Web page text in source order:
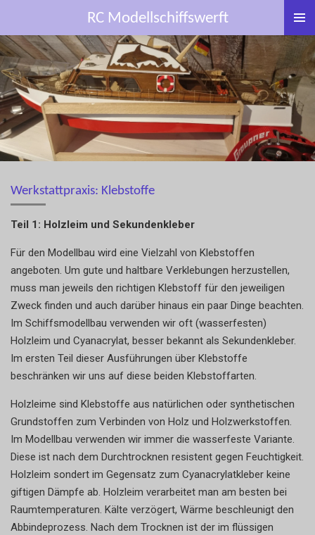
Hauptinhalt
springen
RC Modellschiffswerft
Werkstattpraxis: Klebstoffe
Teil 1: Holzleim und Sekundenkleber
Für den Modellbau wird eine Vielzahl von Klebstoffen
angeboten. Um gute und haltbare Verklebungen herzustellen,
muss man jeweils den richtigen Klebstoff für den jeweiligen
Zweck finden und auch darüber hinaus ein paar Dinge beachten.
Im Schiffsmodellbau verwenden wir oft (wasserfesten)
Holzleim und Cyanacrylat, besser bekannt als Sekundenkleber.
Im ersten Teil dieser Ausführungen über Klebstoffe
beschränken wir uns auf diese beiden Klebstoffarten.
Holzleime sind Klebstoffe aus natürlichen oder synthetischen
Grundstoffen zum Verbinden von Holz und Holzwerkstoffen.
Im Modellbau verwenden wir immer die wasserfeste Variante.
Diese ist nach dem Durchtrocknen resistent gegen Feuchtigkeit.
Holzleim sondert im Gegensatz zum Cyanacrylatkleber keine
giftigen Dämpfe ab. Holzleim verarbeitet man am besten bei
Raumtemperaturen. Kälte verzögert, Wärme beschleunigt den
Abbindeprozess. Nach dem Trocknen ist der im flüssigen